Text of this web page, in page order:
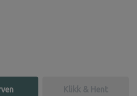
Klikk & Hent